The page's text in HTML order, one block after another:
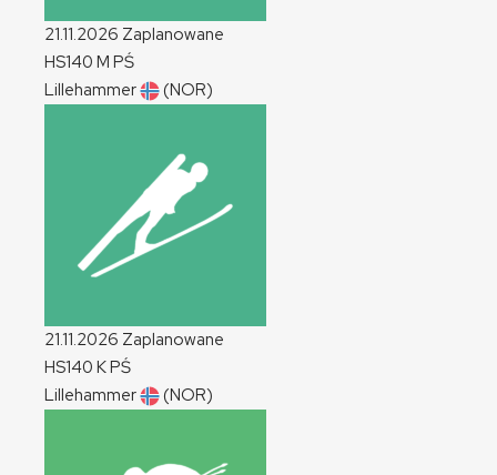
21.11.2026 Zaplanowane
HS140 M PŚ
Lillehammer
(NOR)
21.11.2026 Zaplanowane
HS140 KPŚ
Lillehammer
(NOR)